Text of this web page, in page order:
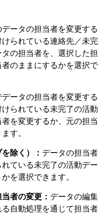
データの担当者を変更する
られている連絡先／未完
の担当者を、選択した担
のままにするかを選択で
データの担当者を変更する
られている未完了の活動
を変更するか、元の担当
す。
除く）： データの担当者
ている未完了の活動デー
を選択できます。
者の変更： データの編集
自動処理を通じて担当者